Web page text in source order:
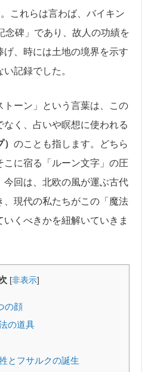
これらは言わば、バイキン
念碑」であり、故人の功績を
、時には土地の境界を示す
記録でした。
トーン」という言葉は、この
なく、占いや瞑想に使われる
のことも指します。どちら
こに宿る「ルーン文字」の圧
今回は、北欧の風が運ぶ古代
、現代の私たちがこの「魔法
くべきかを紐解いていきま
[非表示]
の顔
の道具
とフサルクの誕生